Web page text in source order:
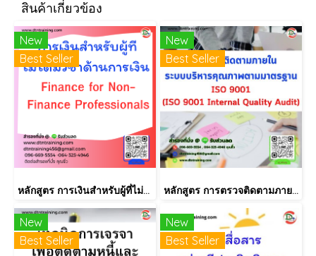
สินค้าเกี่ยวข้อง
New
Best Seller
หลักสูตร การเงินสำหรับผู้ที่ไม่ได้มีวิชาชีพด้านการเงิน (Finance for Non-Finance Professionals)
New
Best Seller
หลักสูตร การตรวจติดตามภายใน INTERNAL AUDIT ISO9001:2015
New
Best Seller
New
Best Seller